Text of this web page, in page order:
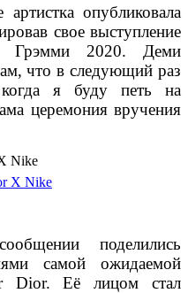
опубликовала
свое выступление
Грэмми 2020. Деми
что в следующий раз
я буду петь на
церемония вручения
Nike
поделились
самой ожидаемой
Dior. Её лицом стал